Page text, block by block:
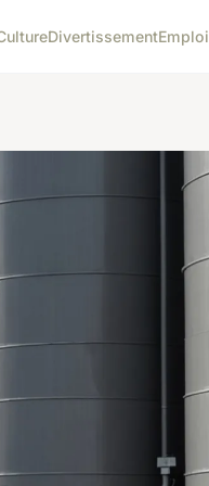
DivertissementEmploi